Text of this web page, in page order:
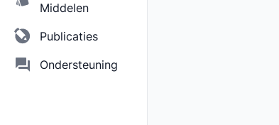
Middelen
Publicaties
Ondersteuning